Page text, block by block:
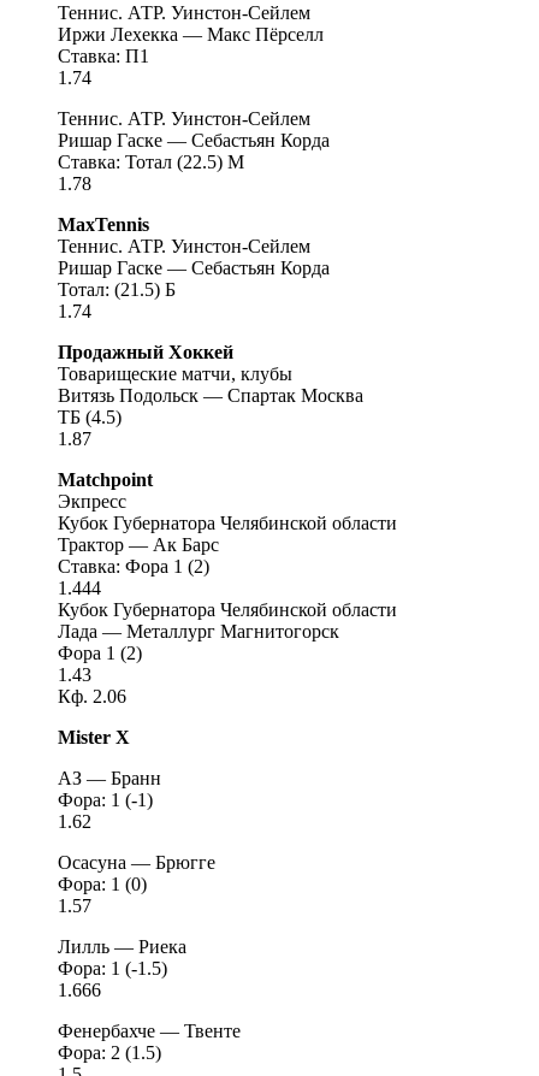
Теннис. АТР. Уинстон-Сейлем
Иржи Лехекка — Макс Пёрселл
Ставка: П1
1.74
Теннис. АТР. Уинстон-Сейлем
Ришар Гаске — Себастьян Корда
Ставка: Тотал (22.5) М
1.78
MaxTennis
Теннис. АТР. Уинстон-Сейлем
Ришар Гаске — Себастьян Корда
Тотал: (21.5) Б
1.74
Продажный Хоккей
Товарищеские матчи, клубы
Витязь Подольск — Спартак Москва
ТБ (4.5)
1.87
Matchpoint
Экпресс
Кубок Губернатора Челябинской области
Трактор — Ак Барс
Ставка: Фора 1 (2)
1.444
Кубок Губернатора Челябинской области
Лада — Металлург Магнитогорск
Фора 1 (2)
1.43
Кф. 2.06
Mister X
АЗ — Бранн
Фора: 1 (-1)
1.62
Осасуна — Брюгге
Фора: 1 (0)
1.57
Лилль — Риека
Фора: 1 (-1.5)
1.666
Фенербахче — Твенте
Фора: 2 (1.5)